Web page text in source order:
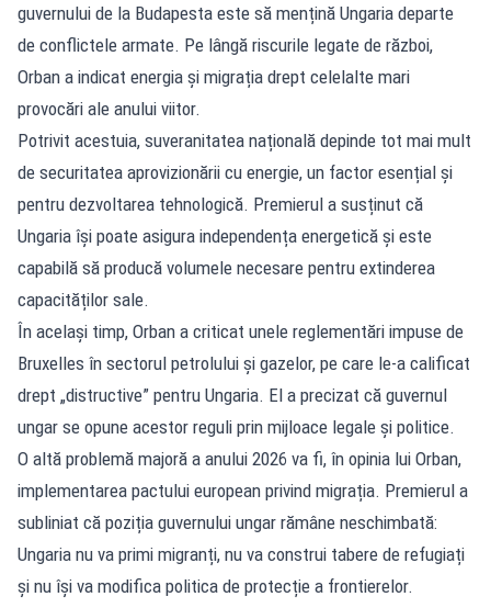
guvernului de la Budapesta este să mențină Ungaria departe
de conflictele armate. Pe lângă riscurile legate de război,
Orban a indicat energia și migrația drept celelalte mari
provocări ale anului viitor.
Potrivit acestuia, suveranitatea națională depinde tot mai mult
de securitatea aprovizionării cu energie, un factor esențial și
pentru dezvoltarea tehnologică. Premierul a susținut că
Ungaria își poate asigura independența energetică și este
capabilă să producă volumele necesare pentru extinderea
capacităților sale.
În același timp, Orban a criticat unele reglementări impuse de
Bruxelles în sectorul petrolului și gazelor, pe care le-a calificat
drept „distructive” pentru Ungaria. El a precizat că guvernul
ungar se opune acestor reguli prin mijloace legale și politice.
O altă problemă majoră a anului 2026 va fi, în opinia lui Orban,
implementarea pactului european privind migrația. Premierul a
subliniat că poziția guvernului ungar rămâne neschimbată:
Ungaria nu va primi migranți, nu va construi tabere de refugiați
și nu își va modifica politica de protecție a frontierelor.